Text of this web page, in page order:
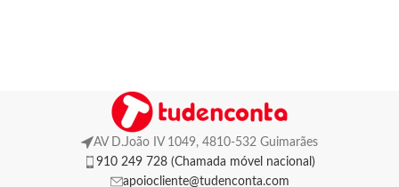
AV D.João IV 1049, 4810-532 Guimarães
910 249 728 (Chamada móvel nacional)
apoiocliente@tudenconta.com